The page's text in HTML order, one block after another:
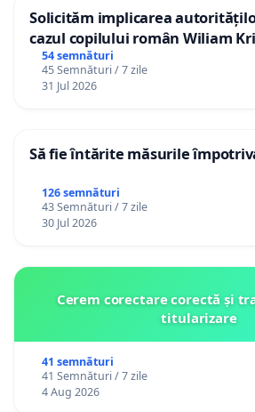
Solicităm implicarea
cazul copilului român Wiliam
Gheorghe, aflat în plasament în
12 ani
54 semnături
45 Semnături / 7 zile
31 Jul 2026
Să fie întărite măsurile
126 semnături
43 Semnături / 7 zile
30 Jul 2026
Cerem corectare corectă și
titularizare
41 semnături
41 Semnături / 7 zile
4 Aug 2026